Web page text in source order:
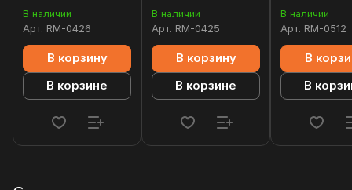
В наличии
Арт. RM-0426
В корзину
В корзине
В наличии
Арт. RM-0425
В корзину
В корзине
В наличии
Арт. RM-0512
В
В